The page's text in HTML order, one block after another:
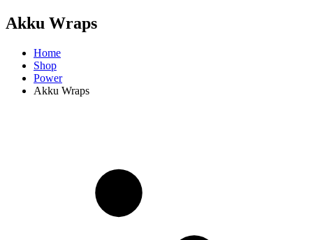
Akku Wraps
Home
Shop
Power
Akku Wraps